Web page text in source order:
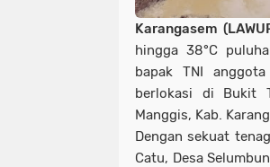
Karangasem
hingga 38°C
bapak TNI
berlokasi di Bukit
Manggis, Kab.
Dengan sekuat
Catu, Desa